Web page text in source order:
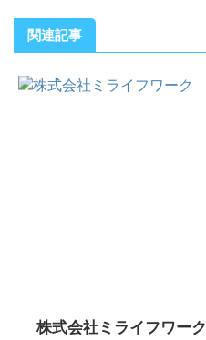
関連記事
株式会社ミライフワーク